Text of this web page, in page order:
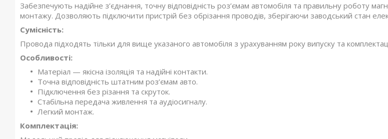
Забезпечують надійне з’єднання, точну відповідність роз’ємам автомобіля та правильну роботу
монтажу. Дозволяють підключити пристрій без обрізання проводів, зберігаючи заводський стан
Сумісність:
Провода підходять тільки для вище указаного автомобіля з урахуванням року випуску та
Особливості:
Матеріал — якісна ізоляція та надійні контакти.
Точна відповідність штатним роз’ємам авто.
Підключення без різання та скруток.
Стабільна передача живлення та аудіосигналу.
Легкий монтаж.
Комплектація: